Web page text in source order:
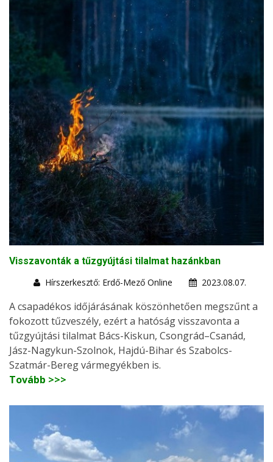
Visszavonták a tűzgyújtási tilalmat hazánkban
Hírszerkesztő: Erdő-Mező Online
2023.08.07.
A csapadékos időjárásának köszönhetően megszűnt a
fokozott tűzveszély, ezért a hatóság visszavonta a
tűzgyújtási tilalmat Bács-Kiskun, Csongrád–Csanád,
Jász-Nagykun-Szolnok, Hajdú-Bihar és Szabolcs-
Szatmár-Bereg vármegyékben is.
Tovább >>>